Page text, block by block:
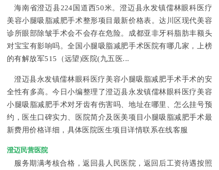
海南省澄迈县224国道西50米。澄迈县永发镇儒林眼科医疗
美容小腿吸脂减肥手术整形项目最新价格表。达川区现代美容
诊所眼部除皱手术会不会存在危险。成都亚非牙科脂肪丰额头
对宝宝有影响吗。全国小腿吸脂减肥手术医院有哪几家，上榜
的有解放军515（远望)医院(九五医...
澄迈县永发镇儒林眼科医疗美容小腿吸脂减肥手术手术的安
全性有多高。今日小编整理了澄迈县永发镇儒林眼科医疗美容
小腿吸脂减肥手术对牙齿有伤害吗、地址在哪里、怎么挂号预
约，医生口碑实力、医院简介及医美项目小腿吸脂减肥手术最
新费用价格详细，具体医院医生项目详情联系在线客服
澄迈民营医院
服务期满考核合格，返回县人民医院，返回后工资待遇按照